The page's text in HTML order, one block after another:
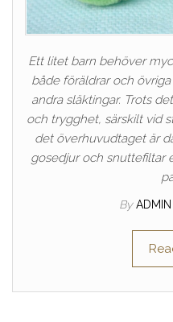
Ett litet barn behöver
både föräldrar och
andra släktingar. Trots
och trygghet, särskilt vid
det överhuvudtaget är
gosedjur och snuttefiltar
By ADMIN